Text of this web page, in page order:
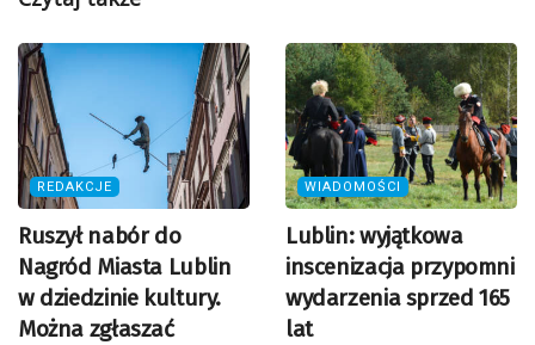
REDAKCJE
Ruszył nabór do
Nagród Miasta Lublin
w dziedzinie kultury.
Można zgłaszać
WIADOMOŚCI
Lublin: wyjątkowa
inscenizacja przypomni
wydarzenia sprzed 165
lat